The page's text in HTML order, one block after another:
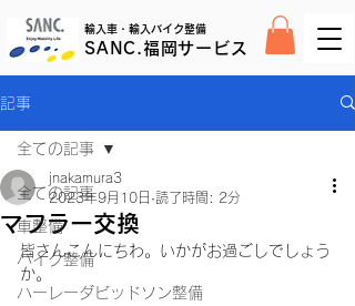
SANC.福岡サービス
輸入車・輸入バイク整備
記事
全ての記事
車整備
バイク整備
ハーレーダビッドソン整備
全ての記事
マフラー交換
jnakamura3
2023年9月10日 読了時間: 2分
皆さんこんにちわ。いかがお過ごしでしょう
か。